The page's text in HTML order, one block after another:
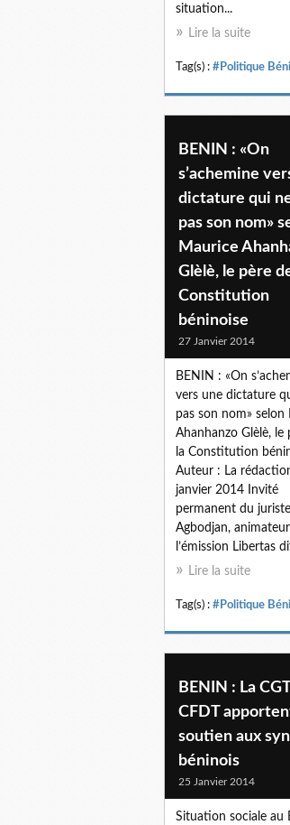
situation...
Lire la suite
Tag(s) : #Politique
BENIN : «On
s’achemine
dictature qui
pas son nom»
Maurice
Glèlè, le père
Constitution
béninoise
27 Janvier 2014
BENIN : «On
vers une dictature
pas son nom» selon
Ahanhanzo Glèlè, le
la Constitution
Auteur : La
janvier 2014 Invité
permanent du
Agbodjan,
l’émission Libertas
Lire la suite
Tag(s) : #Politique
BENIN : La
CFDT
soutien aux
béninois
25 Janvier 2014
Situation sociale au